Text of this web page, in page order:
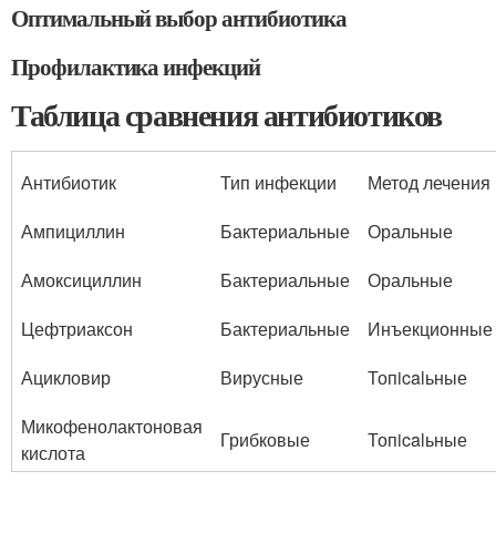
Оптимальный выбор антибиотика
Профилактика инфекций
Таблица сравнения антибиотиков
Антибиотик Тип инфекции
Метод лечения
Ампициллин
Бактериальные
Оральные
Амоксициллин
Бактериальные
Оральные
Цефтриаксон
Бактериальные
Инъекционные
Ацикловир
Вирусные
Топicalьные
Микофенолактоновая
кислота
Грибковые Топicalьные